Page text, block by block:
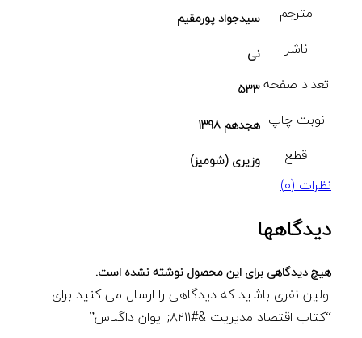
مترجم سیدجواد پورمقیم
ناشر نی
تعداد صفحه533
نوبت چاپ هجدهم 1398
قطع وزیری (شومیز)
نظرات (0)
دیدگاهها
هیچ دیدگاهی برای این محصول نوشته نشده است.
اولین نفری باشید که دیدگاهی را ارسال می کنید برای
“کتاب اقتصاد مدیریت &#۸۲۱۱; ایوان داگلاس”